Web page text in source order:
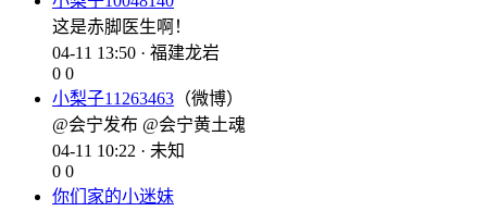
这是赤脚医生啊！
04-11 13:50 · 福建龙岩
0 0
小梨子11263463 （微博）
@会宁发布 @会宁黄土魂
04-11 10:22 · 未知
0 0
你们家的小迷妹